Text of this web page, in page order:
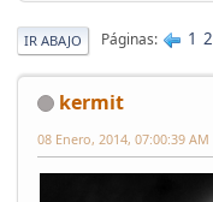
IR ABAJO Páginas 1 2
kermit
08 Enero, 2014, 07:00:39 AM